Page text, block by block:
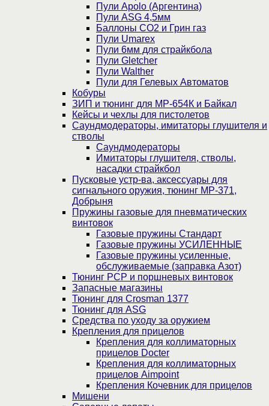
Пули Apolo (Аргентина)
Пули ASG 4,5мм
Баллоны CO2 и Грин газ
Пули Umarex
Пули 6мм для страйкбола
Пули Gletcher
Пули Walther
Пули для Гелевых Автоматов
Кобуры
ЗИП и тюнинг для МР-654К и Байкал
Кейсы и чехлы для пистолетов
Саундмодераторы, имитаторы глушителя и
стволы
Саундмодераторы
Имитаторы глушителя, стволы,
насадки страйкбол
Пусковые устр-ва, аксессуары для
сигнального оружия, тюнинг МР-371,
Добрыня
Пружины газовые для пневматических
винтовок
Газовые пружины Стандарт
Газовые пружины УСИЛЕННЫЕ
Газовые пружины усиленные,
обслуживаемые (заправка Азот)
Тюнинг PCP и поршневых винтовок
Запасные магазины
Тюнинг для Crosman 1377
Тюнинг для ASG
Средства по уходу за оружием
Крепления для прицелов
Крепления для коллиматорных
прицелов Docter
Крепления для коллиматорных
прицелов Aimpoint
Крепления Кочевник для прицелов
Мишени